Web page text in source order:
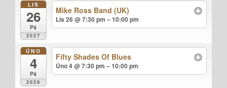
LIS
26
Pá
2027
Mike Ross Band (UK)
Lis 26 @ 7:30 pm – 10:00 pm
ÚNO
4
Pá
2028
Fifty Shades Of Blues
Úno 4 @ 7:30 pm – 10:00 pm